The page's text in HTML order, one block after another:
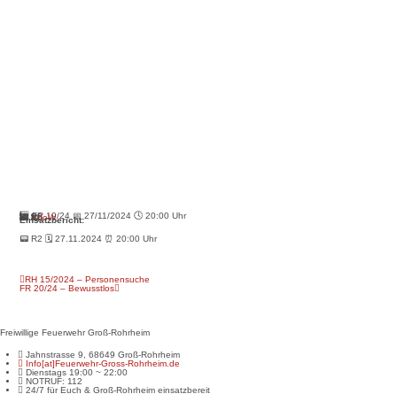
#️⃣ FR 19/24 📅 27/11/2024 🕓 20:00 Uhr
📟 R2
🚒KdoW
🚒 🚒
Einsatzbericht:
📟 R2 🗓 27.11.2024 ⏰ 20:00 Uhr
RH 15/2024 – Personensuche
FR 20/24 – Bewusstlos
Freiwillige Feuerwehr Groß-Rohrheim
Jahnstrasse 9, 68649 Groß-Rohrheim
Info[at]Feuerwehr-Gross-Rohrheim.de
Dienstags 19:00 ~ 22:00
NOTRUF: 112
24/7 für Euch & Groß-Rohrheim einsatzbereit